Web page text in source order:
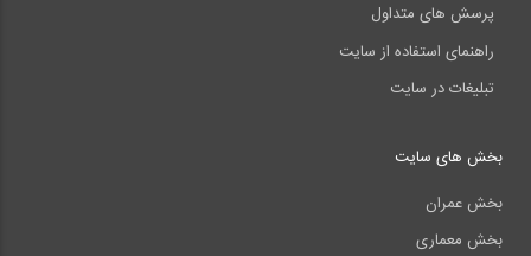
پرسش های متداول
راهنمای استفاده از سایت
تبلیغات در سایت
بخش های سایت
بخش عمران
بخش معماری